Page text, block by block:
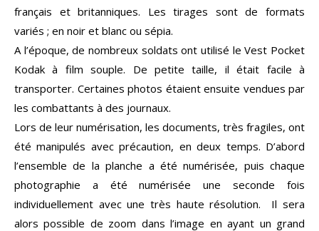
français et britanniques. Les tirages sont de formats
variés ; en noir et blanc ou sépia.
A l’époque, de nombreux soldats ont utilisé le Vest Pocket
Kodak à film souple. De petite taille, il était facile à
transporter. Certaines photos étaient ensuite vendues par
les combattants à des journaux.
Lors de leur numérisation, les documents, très fragiles, ont
été manipulés avec précaution, en deux temps. D’abord
l’ensemble de la planche a été numérisée, puis chaque
photographie a été numérisée une seconde fois
individuellement avec une très haute résolution. Il sera
alors possible de zoom dans l’image en ayant un grand